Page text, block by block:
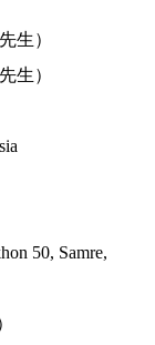
生）
生）
50, Samre,